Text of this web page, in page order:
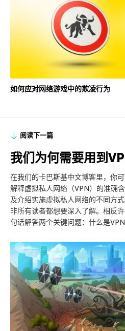
如何应对网络游戏中的欺凌行为
阅读下一篇
我们为何需要用到
在我们的卡巴斯基中文博客里，你
解释虚拟私人网络（VPN）的准确
及介绍实施虚拟私人网络的不同方
非所有读者都想要深入了解。相反
句话解答两个关键问题：什么是